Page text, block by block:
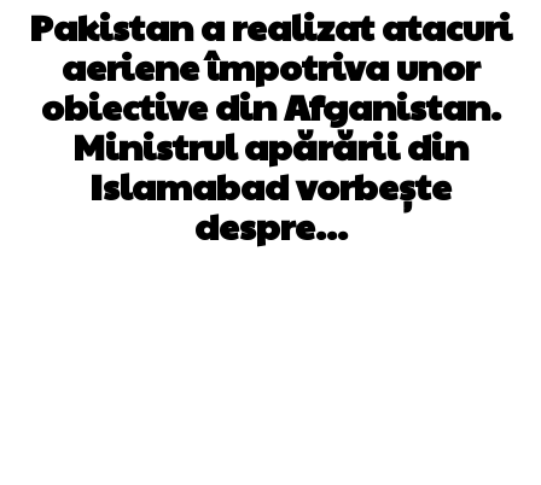
Pakistan a realizat atacuri
aeriene împotriva unor
obiective din Afganistan.
Ministrul apărării din
Islamabad vorbește
despre…